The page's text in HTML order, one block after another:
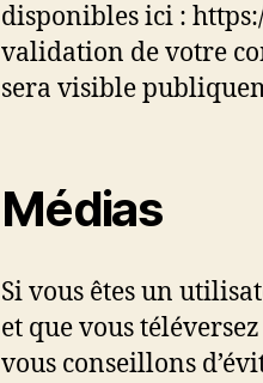
disponibles ici :
validation de votre
sera visible
Médias
Si vous êtes un
et que vous
vous conseillons